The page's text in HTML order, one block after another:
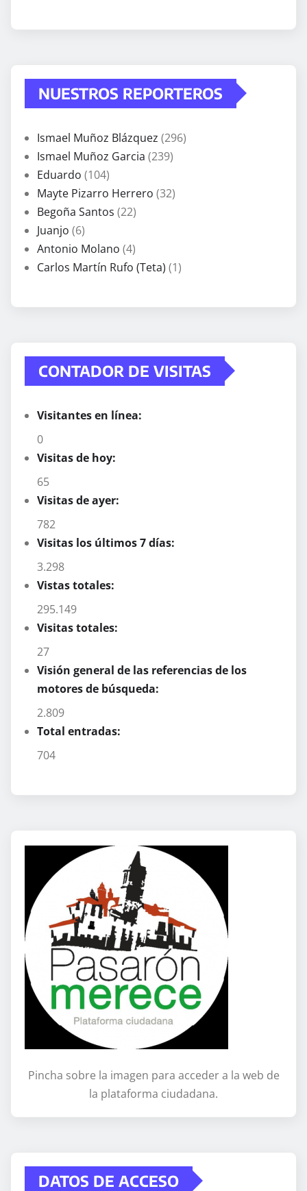
NUESTROS REPORTEROS
Ismael Muñoz Blázquez (296)
Ismael Muñoz Garcia (239)
Eduardo (104)
Mayte Pizarro Herrero (32)
Begoña Santos (22)
Juanjo (6)
Antonio Molano (4)
Carlos Martín Rufo (Teta) (1)
CONTADOR DE VISITAS
Visitantes en línea:
0
Visitas de hoy:
65
Visitas de ayer:
782
Visitas los últimos 7 días:
3.298
Vistas totales:
295.149
Visitas totales:
27
Visión general de las referencias de los
motores de búsqueda:
2.809
Total entradas:
704
Pincha sobre la imagen para acceder a la web de
la plataforma ciudadana.
DATOS DE ACCESO